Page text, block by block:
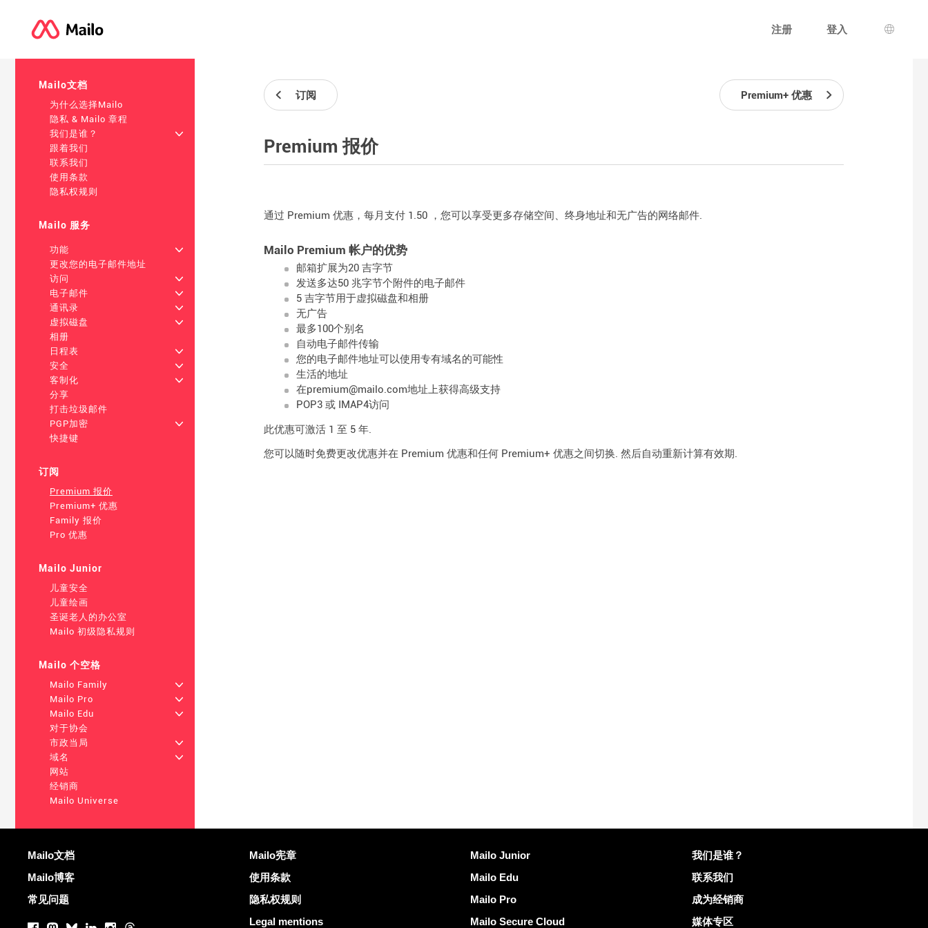
注册 登入
语言选
Mailo文档
为什么选择Mailo
隐私 & Mailo 章程
我们是谁？
+
跟着我们
联系我们
使用条款
隐私权规则
Mailo 服务
功能
+
更改您的电子邮件地址
访问
+
电子邮件
+
通讯录
+
虚拟磁盘
+
相册
日程表
+
安全
+
客制化
+
分享
打击垃圾邮件
PGP加密
+
快捷键
订阅
Premium 报价
Premium+ 优惠
Family 报价
Pro 优惠
Mailo Junior
儿童安全
儿童绘画
圣诞老人的办公室
Mailo 初级隐私规则
Mailo 个空格
Mailo Family
+
Mailo Pro
+
Mailo Edu
+
对于协会
市政当局
+
域名
+
网站
经销商
Mailo Universe
订阅 Premium+ 优惠
Premium 报价
通过 Premium 优惠，每月支付 1.50 ，您可以享受更多存储空间、终身地址和无广告的网络邮件.
Mailo Premium 帐户的优势
邮箱扩展为20 吉字节
发送多达50 兆字节个附件的电子邮件
5 吉字节用于虚拟磁盘和相册
无广告
最多100个别名
自动电子邮件传输
您的电子邮件地址可以使用专有域名的可能性
生活的地址
在premium@mailo.com地址上获得高级支持
POP3 或 IMAP4访问
此优惠可激活 1 至 5 年.
您可以随时免费更改优惠并在 Premium 优惠和任何 Premium+ 优惠之间切换. 然后自动重新计算有效期.
更多信息
Mailo文档
Mailo博客
常见问题
有用的链接
Mailo宪章
使用条款
隐私权规则
Legal mentions
发现Mailo
Mailo Junior
Mailo Edu
Mailo Pro
Mailo Secure Cloud
有关Mailo的更多信息
我们是谁？
联系我们
成为经销商
媒体专区